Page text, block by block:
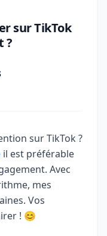
sur TikTok
?
sur TikTok ?
il est préférable
Avec
mes
Vos
! 😊